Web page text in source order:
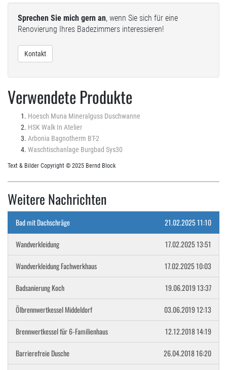
Sprechen Sie mich gern an, wenn Sie sich für eine
Renovierung Ihres Badezimmers interessieren!
Kontakt
Verwendete Produkte
Hoesch Muna Mineralguss Duschwanne
HSK Walk In Atelier
Arbonia Bagnotherm BT-2
Waschtischanlage Burgbad Sys30
Text & Bilder Copyright © 2025 Bernd Block
Weitere Nachrichten
Bad mit Dachschräge 21.02.2025 11:10
Wandverkleidung 17.02.2025 13:51
Wandverkleidung Fachwerkhaus 17.02.2025 10:03
Badsanierung Koch 19.06.2019 13:37
Ölbrennwertkessel Middeldorf 03.06.2019 12:13
Brennwertkessel für 6-Familienhaus 12.12.2018 14:19
Barrierefreie Dusche 26.04.2018 16:20